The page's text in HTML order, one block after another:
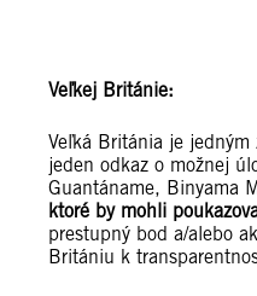
Veľkej Británie:
Veľká Británia je
jeden odkaz o možnej
Guantáname, Binyama
ktoré by mohli
prestupný bod a/alebo
Britániu k